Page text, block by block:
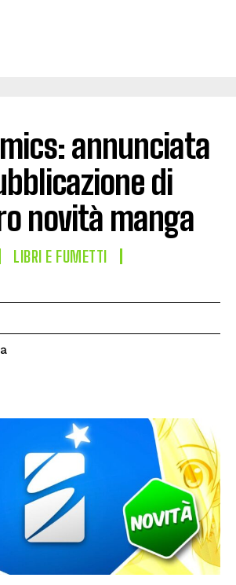
annunciata
di
novità manga
LIBRI E FUMETTI